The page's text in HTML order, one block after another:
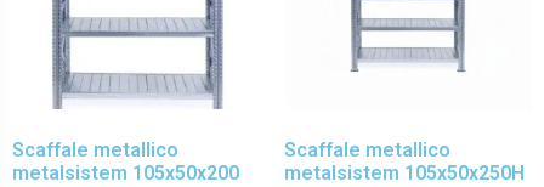
Scaffale metallico
metalsistem 105x50x200
Scaffale metallico
metalsistem 105x50x250H